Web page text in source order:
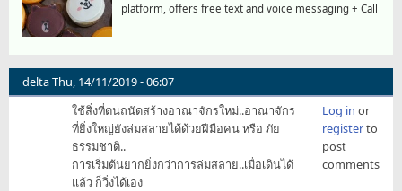
platform, offers free text and voice messaging + Call
deltaThu, 14/11/2019 - 06:07
ใช้สิ่งที่ตนถนัดสร้างอาณาจักรใหม่..อาณาจักร
ที่ยิ่งใหญ่ยังล่มสลายได้ด้วยฝีมือคน หรือ ภัย
ธรรมชาติ..
การเริ่มต้นยากยิ่งกว่าการล่มสลาย..เมื่อเดินได้
แล้ว ก็วิ่งได้เอง
Log in or
registerto
post
comments